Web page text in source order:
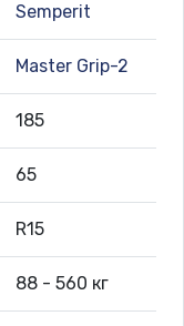
Semperit
Master Grip-2
185
65
R15
88 - 560 кг